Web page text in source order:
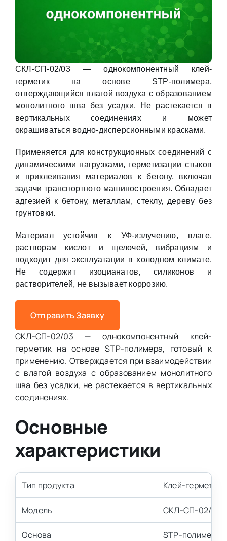
СКЛ-СП-02/03 — однокомпонентный клей-
герметик на основе STP-полимера,
отверждающийся влагой воздуха с образованием
монолитного шва без усадки. Не растекается в
вертикальных соединениях и может
окрашиваться водно-дисперсионными красками.
Применяется для конструкционных соединений с
динамическими нагрузками, герметизации стыков
и приклеивания материалов к бетону, включая
задачи транспортного машиностроения. Обладает
адгезией к бетону, металлам, стеклу, дереву без
грунтовки.
Материал устойчив к УФ-излучению, влаге,
растворам кислот и щелочей, вибрациям и
подходит для эксплуатации в холодном климате.
Не содержит изоцианатов, силиконов и
растворителей, не вызывает коррозию.
Отправить Заявку
СКЛ-СП-02/03 — однокомпонентный клей-
герметик на основе STP-полимера, готовый к
применению. Отверждается при взаимодействии
с влагой воздуха с образованием монолитного
шва без усадки, не растекается в вертикальных
соединениях.
Основные
характеристики
Тип продукта Клей-герметик
Модель СКЛ-СП-02/03
Основа STP-полимер